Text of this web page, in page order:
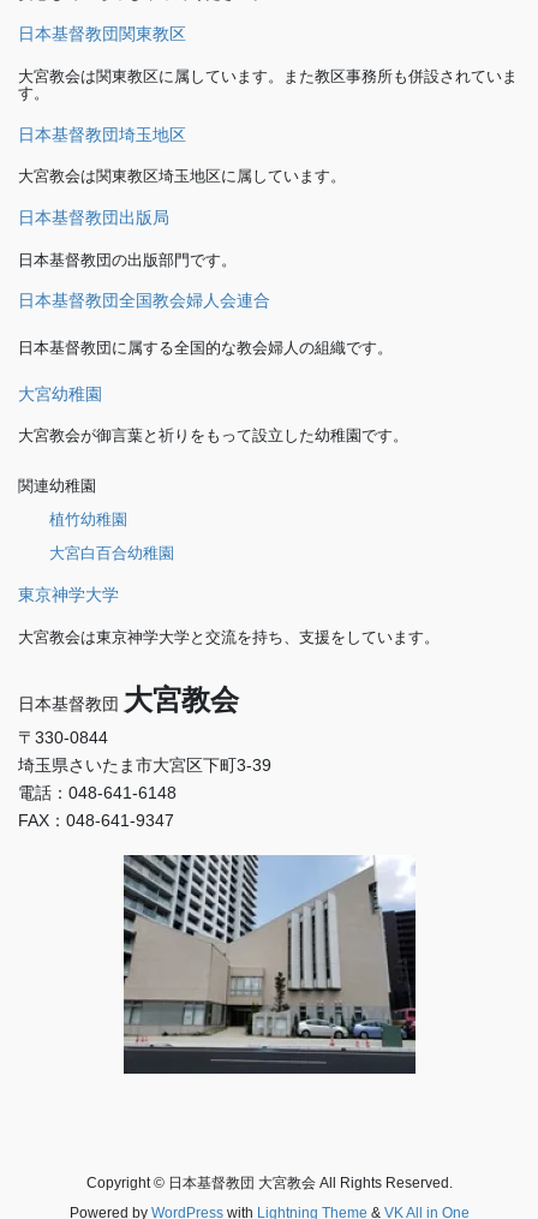
日本基督教団関東教区
大宮教会は関東教区に属しています。また教区事務所も併設されていま
す。
日本基督教団埼玉地区
大宮教会は関東教区埼玉地区に属しています。
日本基督教団出版局
日本基督教団の出版部門です。
日本基督教団全国教会婦人会連合
日本基督教団に属する全国的な教会婦人の組織です。
大宮幼稚園
大宮教会が御言葉と祈りをもって設立した幼稚園です。
関連幼稚園
植竹幼稚園
大宮白百合幼稚園
東京神学大学
大宮教会は東京神学大学と交流を持ち、支援をしています。
日本基督教団 大宮教会
〒330-0844
埼玉県さいたま市大宮区下町3-39
電話：048-641-6148
FAX：048-641-9347
Copyright © 日本基督教団 大宮教会 All Rights Reserved.
Powered by WordPresswith Lightning Theme & VK All in One